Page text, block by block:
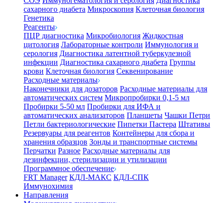
сахарного диабета Микроскопия Клеточная биология
Генетика
Реагенты
ПЦР диагностика Микробиология Жидкостная
цитология Лабораторные контроли Иммунология и
серология Диагностика латентной туберкулезной
инфекции Диагностика сахарного диабета Группы
крови Клеточная биология Секвенирование
Расходные материалы
Наконечники для дозаторов Расходные материалы для
автоматических систем Микропробирки 0,1-5 мл
Пробирки 5-50 мл Пробирки для ИФА и
автоматических анализаторов Планшеты Чашки Петри
Петли бактериологические Пипетки Пастера Штативы
Резервуары для реагентов Контейнеры для сбора и
хранения образцов Зонды и транспортные системы
Перчатки Разное Расходные материалы для
дезинфекции, стерилизации и утилизации
Программное обеспечение
FRT Manager КДЛ-МАКС КДЛ-СПК
Иммунохимия
Направления